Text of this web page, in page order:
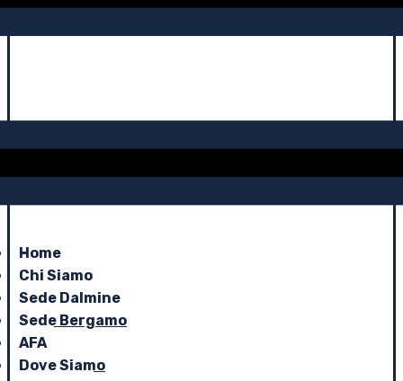
Home
Chi Siamo
Sede Dalmine
Sede Bergamo
AFA
Dove Siamo